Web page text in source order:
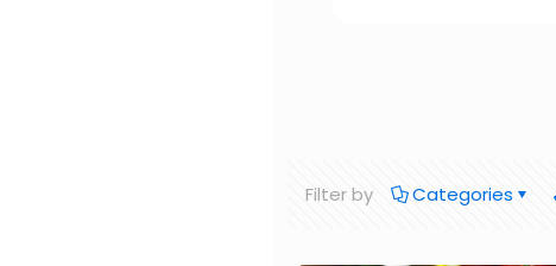
Filter by Categories